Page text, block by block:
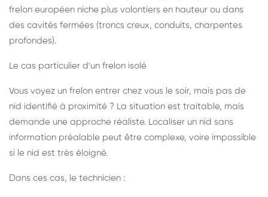
frelon européen niche plus volontiers en hauteur ou dans
des cavités fermées (troncs creux, conduits, charpentes
profondes).
Le cas particulier d'un frelon isolé
Vous voyez un frelon entrer chez vous le soir, mais pas de
nid identifié à proximité ? La situation est traitable, mais
demande une approche réaliste. Localiser un nid sans
information préalable peut être complexe, voire impossible
si le nid est très éloigné.
Dans ces cas, le technicien :